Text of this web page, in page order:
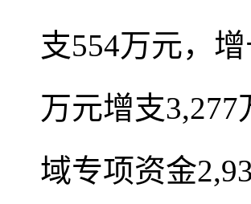
支554万元，
万元增支
域专项资金